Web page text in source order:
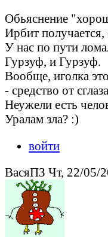
Обьяснение
Ирбит получается,
У нас по пути
Гурзуф, и Гурзуф.
Вообще, иголка
- средство от
Неужели есть
Уралам зла? :)
войти
ВасяПЗ Чт, 22/05/